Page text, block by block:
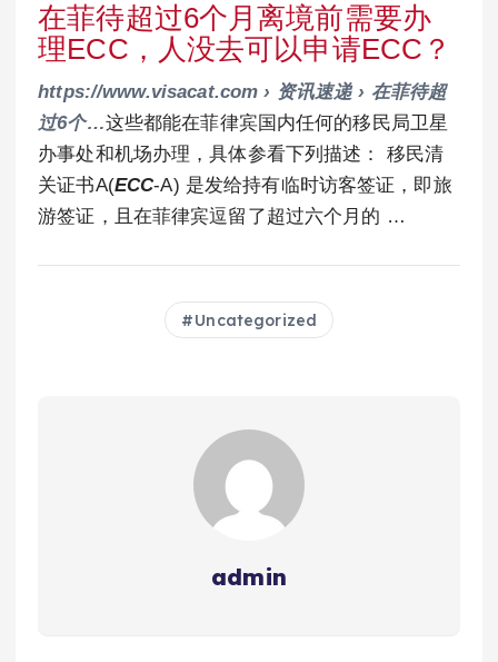
在菲待超过6个月离境前需要办
理ECC，人没去可以申请ECC？
https://www.visacat.com › 资讯速递 › 在菲待超
过6个…这些都能在菲律宾国内任何的移民局卫星
办事处和机场办理，具体参看下列描述： 移民清
关证书A(ECC-A) 是发给持有临时访客签证，即旅
游签证，且在菲律宾逗留了超过六个月的 …
Uncategorized
admin